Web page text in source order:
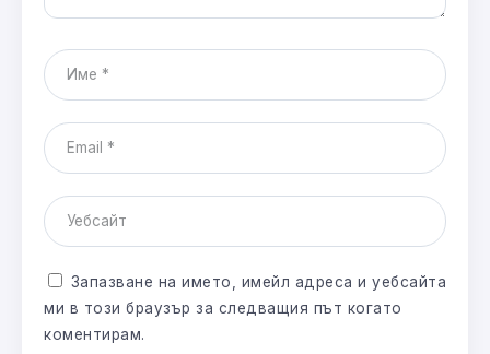
Запазване на името, имейл адреса и уебсайта
ми в този браузър за следващия път когато
коментирам.